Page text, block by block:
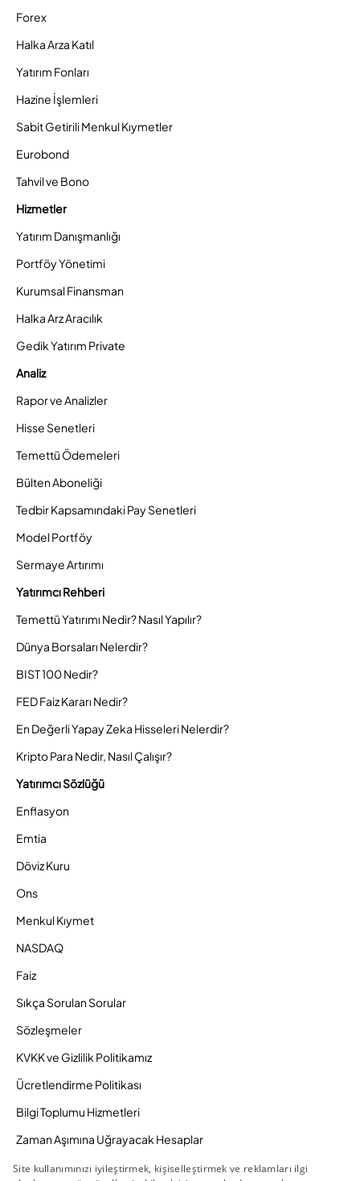
Forex
Halka Arza Katıl
Yatırım Fonları
Hazine İşlemleri
Sabit Getirili Menkul Kıymetler
Eurobond
Tahvil ve Bono
Hizmetler
Yatırım Danışmanlığı
Portföy Yönetimi
Kurumsal Finansman
Halka Arz Aracılık
Gedik Yatırım Private
Analiz
Rapor ve Analizler
Hisse Senetleri
Temettü Ödemeleri
Bülten Aboneliği
Tedbir Kapsamındaki Pay Senetleri
Model Portföy
Sermaye Artırımı
Yatırımcı Rehberi
Temettü Yatırımı Nedir? Nasıl Yapılır?
Dünya Borsaları Nelerdir?
BIST 100 Nedir?
FED Faiz Kararı Nedir?
En Değerli Yapay Zeka Hisseleri Nelerdir?
Kripto Para Nedir, Nasıl Çalışır?
Yatırımcı Sözlüğü
Enflasyon
Emtia
Döviz Kuru
Ons
Menkul Kıymet
NASDAQ
Faiz
Sıkça Sorulan Sorular
Sözleşmeler
KVKK ve Gizlilik Politikamız
Ücretlendirme Politikası
Bilgi Toplumu Hizmetleri
Zaman Aşımına Uğrayacak Hesaplar
Duyurular ve Kampanyalar